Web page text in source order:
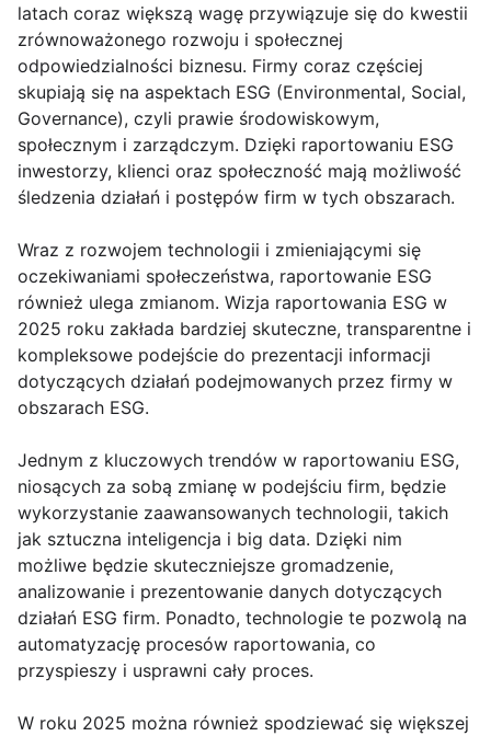
latach coraz większą wagę przywiązuje się do kwestii
zrównoważonego rozwoju i społecznej
odpowiedzialności biznesu. Firmy coraz częściej
skupiają się na aspektach ESG (Environmental, Social,
Governance), czyli prawie środowiskowym,
społecznym i zarządczym. Dzięki raportowaniu ESG
inwestorzy, klienci oraz społeczność mają możliwość
śledzenia działań i postępów firm w tych obszarach.
Wraz z rozwojem technologii i zmieniającymi się
oczekiwaniami społeczeństwa, raportowanie ESG
również ulega zmianom. Wizja raportowania ESG w
2025 roku zakłada bardziej skuteczne, transparentne i
kompleksowe podejście do prezentacji informacji
dotyczących działań podejmowanych przez firmy w
obszarach ESG.
Jednym z kluczowych trendów w raportowaniu ESG,
niosących za sobą zmianę w podejściu firm, będzie
wykorzystanie zaawansowanych technologii, takich
jak sztuczna inteligencja i big data. Dzięki nim
możliwe będzie skuteczniejsze gromadzenie,
analizowanie i prezentowanie danych dotyczących
działań ESG firm. Ponadto, technologie te pozwolą na
automatyzację procesów raportowania, co
przyspieszy i usprawni cały proces.
W roku 2025 można również spodziewać się większej